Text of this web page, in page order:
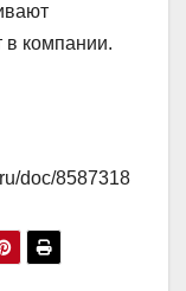
компании.
doc/8587318